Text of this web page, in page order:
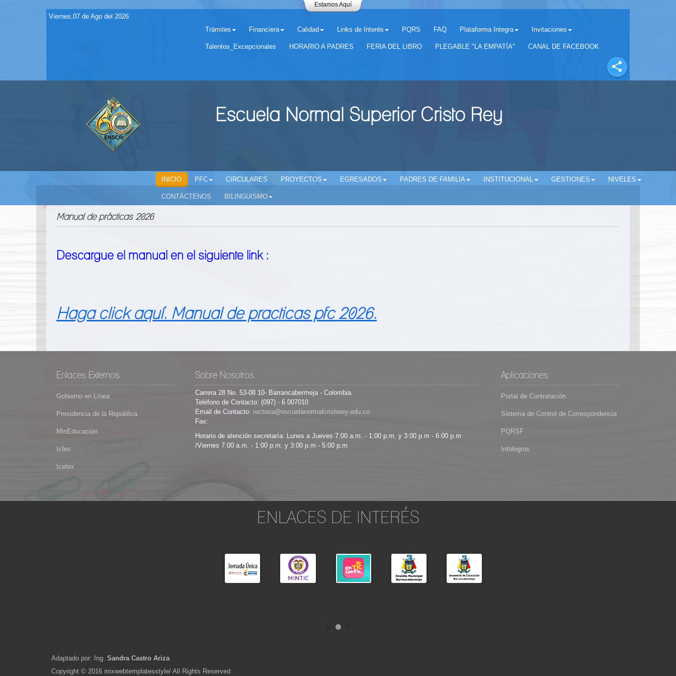
Estamos Aquí
Viernes,07 de Ago del 2026
Trámites
Financiera Calidad Links de Interés PQRS FAQ Plataforma Integra Invitaciones
Talentos_Excepcionales HORARIO A PADRES FERIA DEL LIBRO PLEGABLE "LA EMPATÍA" CANAL DE FACEBOOK
Escuela Normal Superior Cristo Rey
INICIO PFC CIRCULARES PROYECTOS EGRESADOS PADRES DE FAMILIA INSTITUCIONAL GESTIONES NIVELES
CONTÁCTENOS BILINGUISMO
Manual de prácticas 2026
Descargue el manual en el siguiente link :
Haga click aquí. Manual de practicas pfc 2026.
Enlaces Externos
Gobierno en Línea
Presidencia de la República
MinEducación
Icfes
Icetex
Sobre Nosotros.
Carrera 28 No. 53-08 10- Barrancabermeja - Colombia.
Teléfono de Contacto: (097) - 6 007010
Email de Contacto:
Fax:
Horario de atención secretaría: Lunes a Jueves 7:00 a.m. - 1:00 p.m. y 3:00 p.m - 6:00 p.m
/Viernes 7:00 a.m. - 1:00 p.m. y 3:00 p.m - 5:00 p.m
Aplicaciones
Portal de Contratación
Sistema de Control de Correspondencia
PQRSF
Infologros
ENLACES DE INTERÉS
Adaptado por: Ing. Sandra Castro Ariza
Copyright © 2016 mixwebtemplatesstyle/ All Rights Reserved